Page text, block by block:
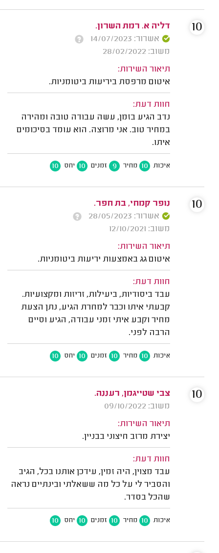
דליה א. רמת השרון.
אשרור: 14/07/2023
משוב: 28/02/2022
תיאור השירות:
איטום מרפסת ביריעות ביטומניות.
חוות דעת:
נדב הגיע בזמן, עשה עבודה טובה ומהירה
במחיר טוב. אני מרוצה. הוא עומד בסיכומים
איתו.
איכות 10 מחיר 9 זמנים 10 יחס 10
10
נופר קמחי, בת חפר.
אשרור: 28/05/2023
משוב: 12/10/2021
תיאור השירות:
איטום גג באמצעות יריעות ביטומניות.
חוות דעת:
עבד ביסודיות, ביעילות, זריזות ומקצועיות.
קבעתי איתו וכבר למחרת הגיע, נתן הצעת
מחיר וקבע איתי זמני עבודה, הגיע וסיים
הרבה לפני.
איכות 10 מחיר 10 זמנים 10 יחס 10
10
צבי שטייגמן, רעננה.
משוב: 09/10/2022
תיאור השירות:
יצירת מרזב חיצוני בבניין.
חוות דעת:
עבד מצוין, היה זמין, עידכן אותנו בכל, הגיב
והסביר לי על כל מה ששאלתי ובינתיים נראה
שהכל בסדר.
איכות 10 מחיר 10 זמנים 10 יחס 10
10